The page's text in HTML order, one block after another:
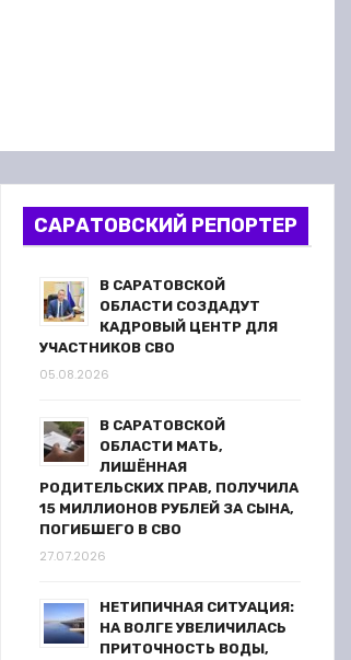
САРАТОВСКИЙ РЕПОРТЕР
В САРАТОВСКОЙ
ОБЛАСТИ СОЗДАДУТ
КАДРОВЫЙ ЦЕНТР ДЛЯ
УЧАСТНИКОВ СВО
05.08.2026
В САРАТОВСКОЙ
ОБЛАСТИ МАТЬ,
ЛИШЁННАЯ
РОДИТЕЛЬСКИХ ПРАВ, ПОЛУЧИЛА
15 МИЛЛИОНОВ РУБЛЕЙ ЗА СЫНА,
ПОГИБШЕГО В СВО
27.07.2026
НЕТИПИЧНАЯ СИТУАЦИЯ:
НА ВОЛГЕ УВЕЛИЧИЛАСЬ
ПРИТОЧНОСТЬ ВОДЫ,